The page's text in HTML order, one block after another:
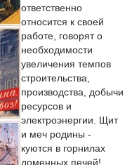
ответственно
относится к своей
работе, говорят о
необходимости
увеличения темпов
строительства,
производства, добычи
ресурсов и
электроэнергии. Щит
и меч родины -
куются в горнилах
доменных печей!